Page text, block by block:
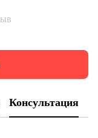
Консультация